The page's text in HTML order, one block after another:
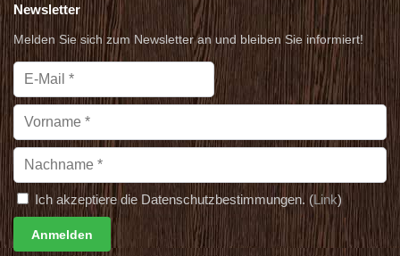
Newsletter
Melden Sie sich zum Newsletter an und bleiben Sie informiert!
Ich akzeptiere die Datenschutzbestimmungen. (Link)